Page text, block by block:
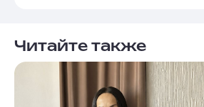
Читайте также